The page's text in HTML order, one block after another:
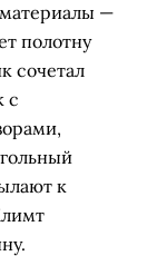
материалы —
полотну
сочетал
с
к